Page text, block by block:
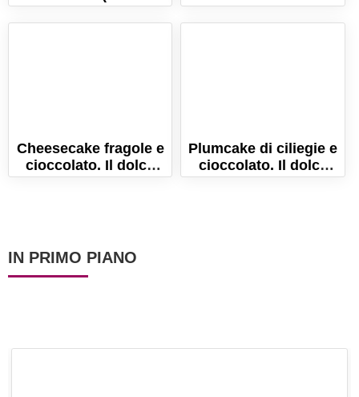
veloce e senza lievito!)
tradizione campana!
Cheesecake fragole e
cioccolato. Il dolce
goloso e fresco, senza
Plumcake di ciliegie e
cioccolato. Il dolce
soffice e goloso per
IN PRIMO PIANO